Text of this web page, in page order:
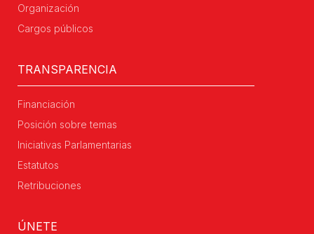
Organización
Cargos públicos
TRANSPARENCIA
Financiación
Posición sobre temas
Iniciativas Parlamentarias
Estatutos
Retribuciones
ÚNETE